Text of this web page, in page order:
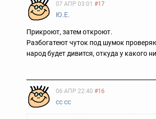
07 АПР 03:01 #17
Ю.Е.
Прикроют, затем откроют.
Разбогатеют чуток под шумок
народ будет дивится, откуда у какого
06 АПР 22:40 #16
сс сс